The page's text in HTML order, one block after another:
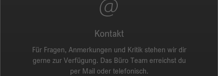
Kontakt
Für Fragen, Anmerkungen und Kritik stehen wir dir
gerne zur Verfügung. Das Büro Team erreichst du
per Mail oder telefonisch.